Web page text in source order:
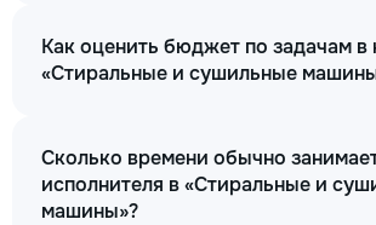
Как оценить бюджет по задачам в
«Стиральные и сушильные
Сколько времени обычно
исполнителя в «Стиральные и
машины»?